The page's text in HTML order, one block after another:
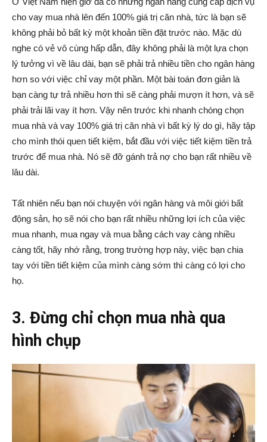
cho vay mua nhà lên đến 100% giá trị căn nhà, tức là bạn sẽ
không phải bỏ bất kỳ một khoản tiền đặt trước nào. Mặc dù
nghe có vẻ vô cùng hấp dẫn, đây không phải là một lựa chọn
lý tưởng vì về lâu dài, bạn sẽ phải trả nhiều tiền cho ngân hàng
hơn so với việc chỉ vay một phần. Một bài toán đơn giản là
bạn càng tự trả nhiều hơn thì sẽ càng phải mượn ít hơn, và sẽ
phải trải lãi vay ít hơn. Vậy nên trước khi nhanh chóng chọn
mua nhà và vay 100% giá trị căn nhà vì bất kỳ lý do gì, hãy tập
cho mình thói quen tiết kiệm, bắt đầu với việc tiết kiệm tiền trả
trước để mua nhà. Nó sẽ đỡ gánh trả nợ cho bạn rất nhiều về
lâu dài.
Tất nhiên nếu bạn nói chuyện với ngân hàng và môi giới bất
động sản, họ sẽ nói cho bạn rất nhiều những lợi ích của việc
mua nhanh, mua ngay và mua bằng cách vay càng nhiều
càng tốt, hãy nhớ rằng, trong trường hợp này, việc bạn chia
tay với tiền tiết kiệm của mình càng sớm thì càng có lợi cho
họ.
3. Đừng chỉ chọn mua nhà qua
hình chụp